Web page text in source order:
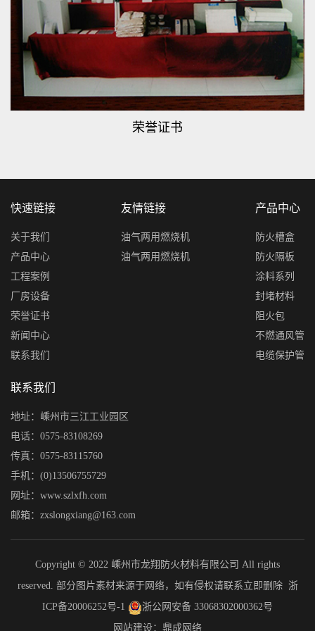
荣誉证书
快速链接
关于我们
产品中心
工程案例
厂房设备
荣誉证书
新闻中心
联系我们
友情链接
油气两用燃烧机
油气两用燃烧机
产品中心
防火槽盒
防火隔板
涂料系列
封堵材料
阻火包
不燃通风管
电缆保护管
联系我们
地址：嵊州市三江工业园区
电话：0575-83108269
传真：0575-83115760
手机：(0)13506755729
网址：www.szlxfh.com
邮箱：zxslongxiang@163.com
Copyright © 2022 嵊州市龙翔防火材料有限公司 All rights
reserved. 部分图片素材来源于网络，如有侵权请联系立即删除 浙
ICP备20006252号-1
浙公网安备 33068302000362号
网站建设：鼎成网络